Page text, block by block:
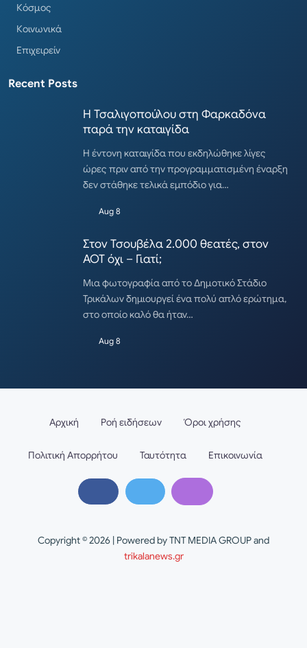
Κόσμος
Κοινωνικά
Επιχειρείν
Recent Posts
Η Τσαλιγοπούλου στη Φαρκαδόνα
παρά την καταιγίδα
Η έντονη καταιγίδα που εκδηλώθηκε λίγες
ώρες πριν από την προγραμματισμένη έναρξη
δεν στάθηκε τελικά εμπόδιο για…
Aug 8
Στον Τσουβέλα 2.000 θεατές, στον
ΑΟΤ όχι – Γιατί;
Μια φωτογραφία από το Δημοτικό Στάδιο
Τρικάλων δημιουργεί ένα πολύ απλό ερώτημα,
στο οποίο καλό θα ήταν…
Aug 8
Copyright © 2026 | Powered by TNT MEDIA GROUP and
trikalanews.gr
Αρχική Ροή ειδήσεων Όροι χρήσης
Πολιτική Απορρήτου Ταυτότητα Επικοινωνία